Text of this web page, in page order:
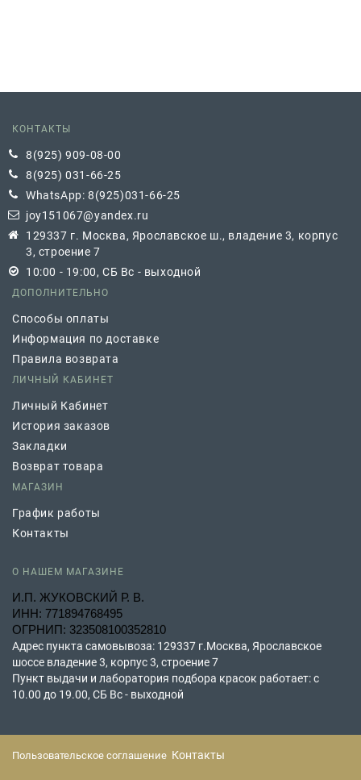
КОНТАКТЫ
8(925) 909-08-00
8(925) 031-66-25
WhatsApp: 8(925)031-66-25
joy151067@yandex.ru
129337 г. Москва, Ярославское ш., владение 3, корпус
3, строение 7
10:00 - 19:00, СБ Вс - выходной
ДОПОЛНИТЕЛЬНО
Способы оплаты
Информация по доставке
Правила возврата
ЛИЧНЫЙ КАБИНЕТ
Личный Кабинет
История заказов
Закладки
Возврат товара
МАГАЗИН
График работы
Контакты
О НАШЕМ МАГАЗИНЕ
И.П. ЖУКОВСКИЙ Р. В.
ИНН: 771894768495
ОГРНИП: 323508100352810
Адрес пункта самовывоза: 129337 г.Москва, Ярославское
шоссе владение 3, корпус 3, строение 7
Пункт выдачи и лаборатория подбора красок работает: с
10.00 до 19.00, СБ Вс - выходной
Пользовательское соглашение Контакты